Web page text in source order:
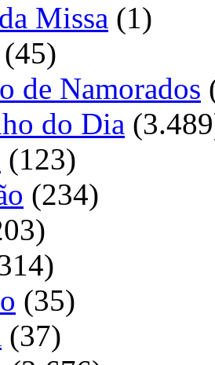
Missa (1)
(45)
de Namorados
do Dia
(123)
(234)
(35)
(37)